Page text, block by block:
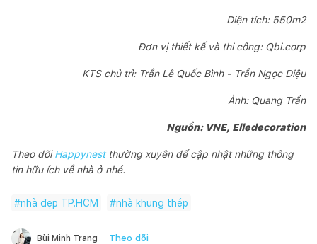
Diện tích: 550m2
Đơn vị thiết kế và thi công: Qbi.corp
KTS chủ trì: Trần Lê Quốc Bình - Trần Ngọc Diệu
Ảnh: Quang Trần
Nguồn: VNE, Elledecoration
Theo dõiHappynestthường xuyên để cập nhật những thông
tin hữu ích về nhà ở nhé.
#nhà đẹp TP.HCM #nhà khung thép
Bùi Minh Trang Theo dõi